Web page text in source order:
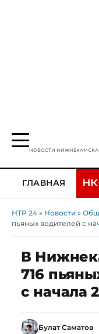
НОВОСТИ НИЖНЕКАМСКА
ГЛАВНАЯ
НТР 24 » Новости »
пьяных водителей с
В
716
с начала
Булат Саматов